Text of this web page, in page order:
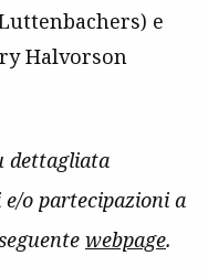
e
Halvorson
dettagliata
o partecipazioni a
webpage.